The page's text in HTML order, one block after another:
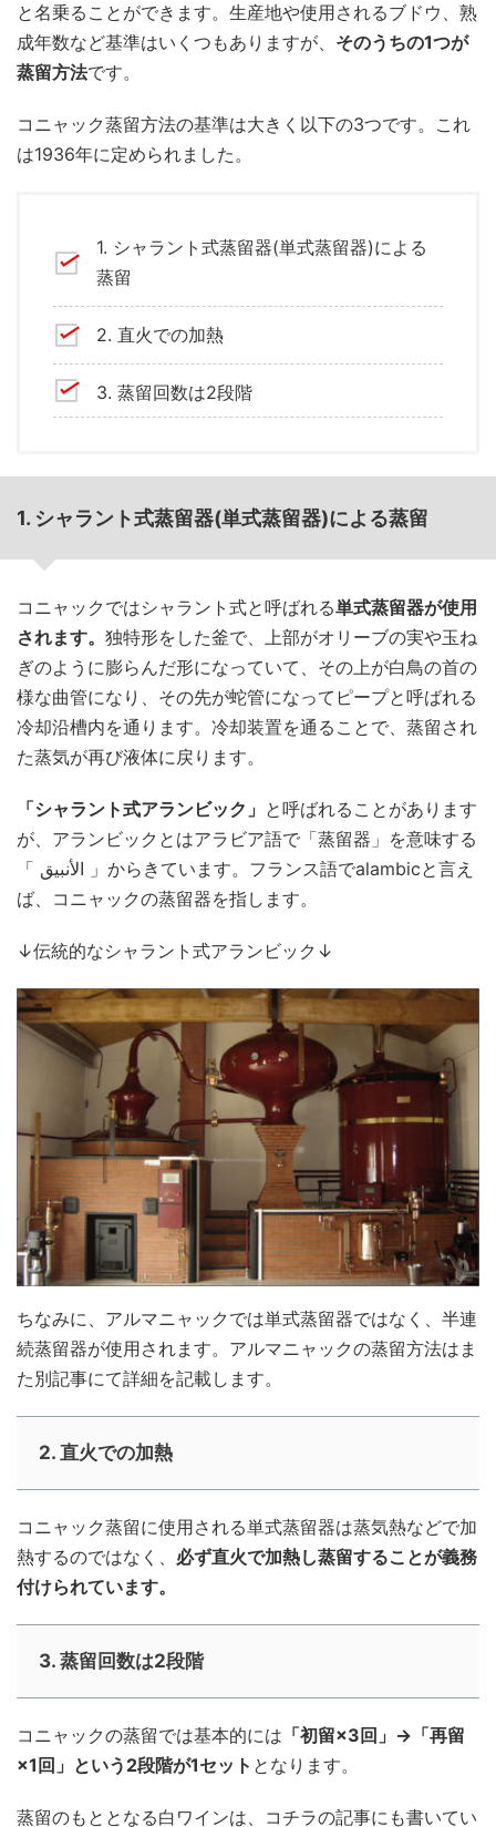
と名乗ることができます。生産地や使用されるブドウ、熟
成年数など基準はいくつもありますが、 そのうちの1つが
蒸留方法です。
コニャック蒸留方法の基準は大きく以下の3つです。これ
は1936年に定められました。
1. シャラント式蒸留器(単式蒸留器)による
蒸留
2. 直火での加熱
3. 蒸留回数は2段階
1. シャラント式蒸留器(単式蒸留器)による蒸留
コニャックではシャラント式と呼ばれる単式蒸留器が使用
されます。 独特形をした釜で、上部がオリーブの実や玉ね
ぎのように膨らんだ形になっていて、その上が白鳥の首の
様な曲管になり、その先が蛇管になってピープと呼ばれる
冷却沿槽内を通ります。冷却装置を通ることで、蒸留され
た蒸気が再び液体に戻ります。
「シャラント式アランビック」 と呼ばれることがあります
が、アランビックとはアラビア語で「蒸留器」を意味する
「 الأنبيق 」からきています。フランス語でalambicと言え
ば、コニャックの蒸留器を指します。
↓伝統的なシャラント式アランビック↓
ちなみに、アルマニャックでは単式蒸留器ではなく、半連
続蒸留器が使用されます。アルマニャックの蒸留方法はま
た別記事にて詳細を記載します。
2. 直火での加熱
コニャック蒸留に使用される単式蒸留器は蒸気熱などで加
熱するのではなく、 必ず直火で加熱し蒸留することが義務
付けられています。
3. 蒸留回数は2段階
コニャックの蒸留では基本的には 「初留×3回」→「再留
×1回」という2段階が1セット となります。
蒸留のもととなる白ワインは、コチラの記事にも書いてい